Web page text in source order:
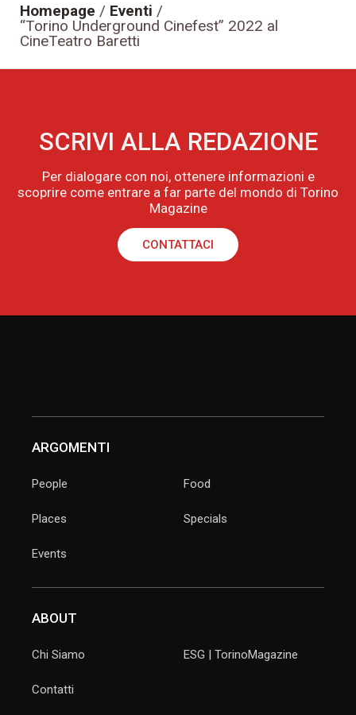
Homepage / Eventi /
“Torino Underground Cinefest” 2022 al
CineTeatro Baretti
SCRIVI ALLA REDAZIONE
Per dialogare con noi, ottenere informazioni e
scoprire come entrare a far parte del mondo di Torino
Magazine
CONTATTACI
ARGOMENTI
People
Places
Events
Food
Specials
ABOUT
Chi Siamo
Contatti
ESG | TorinoMagazine